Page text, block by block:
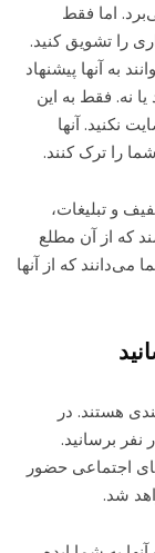
اما فقط
را تشویق کنید.
به آنها پیشنهاد
یا نه. فقط به این
نکنید. آنها
را ترک کنند.
و تبلیغات،
که از آن مطلع
که از آنها
هستند. در
نفر برسانید.
اجتماعی حضور
شد.